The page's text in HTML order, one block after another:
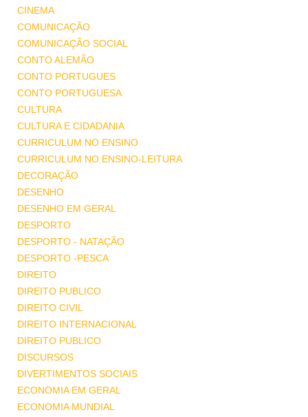
CINEMA
COMUNICAÇÃO
COMUNICAÇÃO SOCIAL
CONTO ALEMÃO
CONTO PORTUGUES
CONTO PORTUGUESA
CULTURA
CULTURA E CIDADANIA
CURRICULUM NO ENSINO
CURRICULUM NO ENSINO-LEITURA
DECORAÇÃO
DESENHO
DESENHO EM GERAL
DESPORTO
DESPORTO - NATAÇÃO
DESPORTO -PESCA
DIREITO
DIREITO PUBLICO
DIREITO CIVIL
DIREITO INTERNACIONAL
DIREITO PUBLICO
DISCURSOS
DIVERTIMENTOS SOCIAIS
ECONOMIA EM GERAL
ECONOMIA MUNDIAL